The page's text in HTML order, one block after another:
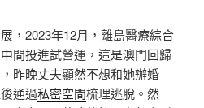
，2023年12月，離島醫療綜合
間投進試營運，這是澳門回歸
昨晚丈夫顯然不想和她辦婚
通過私密空間梳理逃脫。然